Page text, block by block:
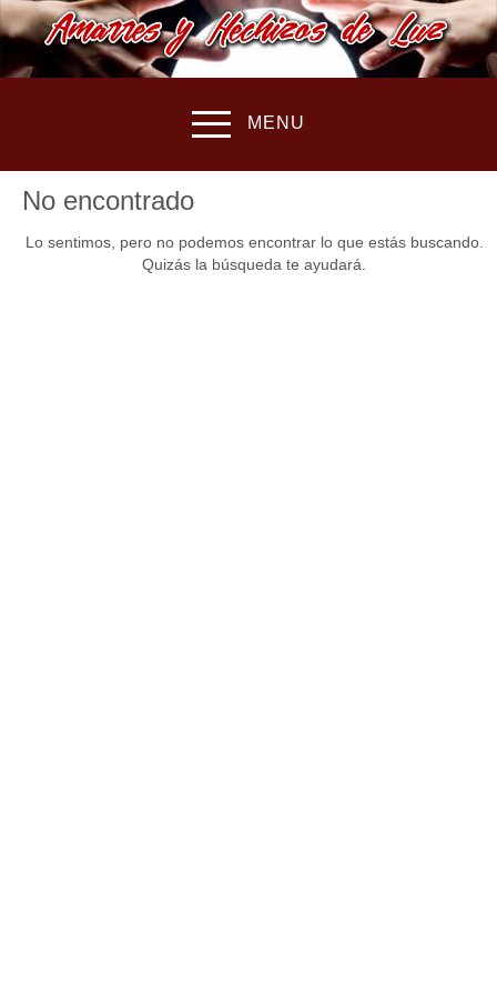
MENU
No encontrado
Lo sentimos, pero no podemos encontrar lo que estás buscando.
Quizás la búsqueda te ayudará.